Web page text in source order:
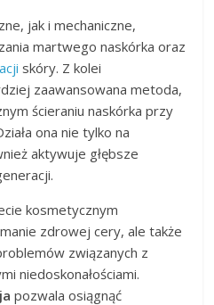
jak i mechaniczne,
martwego naskórka oraz
skóry. Z kolei
zaawansowana metoda,
ścieraniu naskórka przy
ona nie tylko na
aktywuje głębsze
kosmetycznym
zdrowej cery, ale także
związanych z
niedoskonałościami.
pozwala osiągnąć